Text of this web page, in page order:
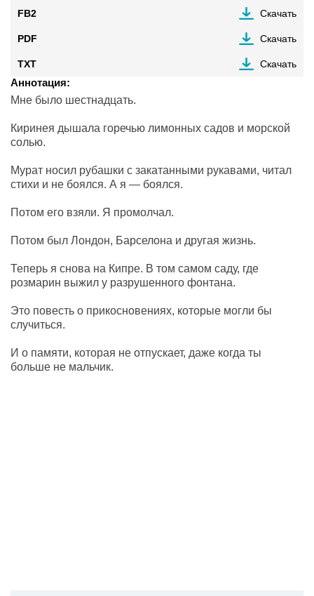
FB2 Скачать
PDF Скачать
TXT Скачать
Аннотация:
Мне было шестнадцать.
Киринея дышала горечью лимонных садов и морской
солью.
Мурат носил рубашки с закатанными рукавами, читал
стихи и не боялся. А я — боялся.
Потом его взяли. Я промолчал.
Потом был Лондон, Барселона и другая жизнь.
Теперь я снова на Кипре. В том самом саду, где
розмарин выжил у разрушенного фонтана.
Это повесть о прикосновениях, которые могли бы
случиться.
И о памяти, которая не отпускает, даже когда ты
больше не мальчик.